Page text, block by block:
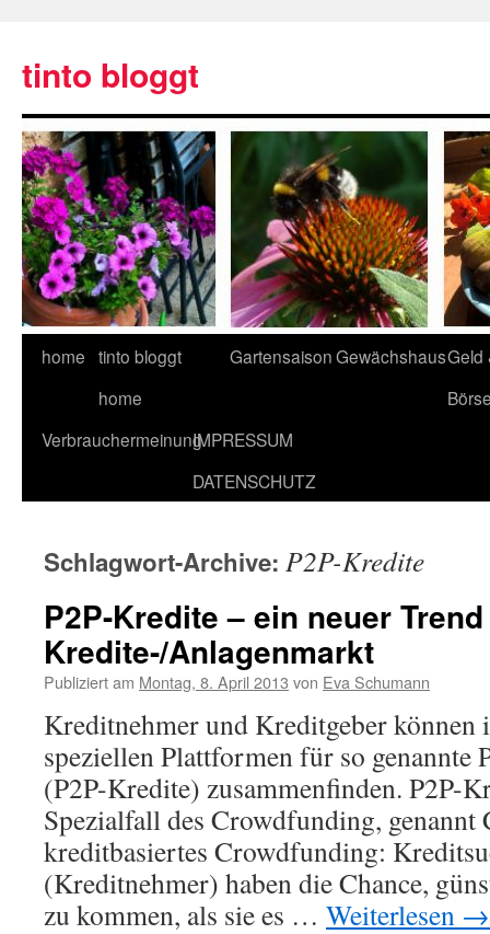
tinto bloggt
home tinto bloggt
home
GartensaisonGewächshausGeld
VerbrauchermeinungIMPRESSUM
DATENSCHUTZ
Schlagwort-Archive: P2P-Kredite
P2P-Kredite – ein neuer
Kredite-/Anlagenmarkt
Publiziert am Montag, 8. April 2013 von Eva Schumann
Kreditnehmer und Kreditgeber können
speziellen Plattformen für so genannte
(P2P-Kredite) zusammenfinden. P2P-
Spezialfall des Crowdfunding,
kreditbasiertes Crowdfunding:
(Kreditnehmer) haben die Chance,
zu kommen, als sie es … Weiterlesen →